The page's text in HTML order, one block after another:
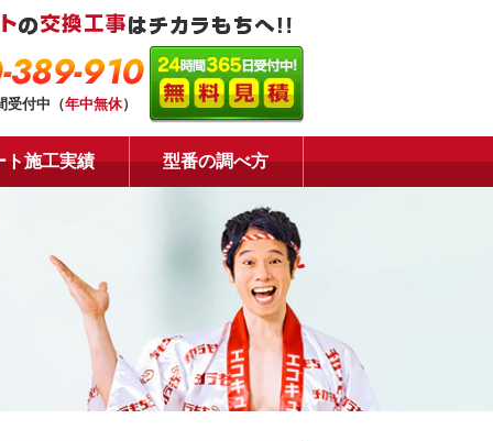
389-910
受付中（年中無休）
ト施工実績 型番の調べ方